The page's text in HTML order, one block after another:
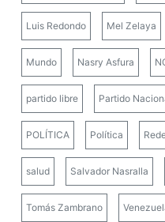
Luis Redondo Mel Zelaya
Mundo Nasry Asfura
partido libre Partido
POLÍTICA Política
salud Salvador Nasralla
Tomás Zambrano